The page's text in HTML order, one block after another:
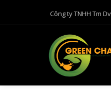
Công ty TNHH Tm